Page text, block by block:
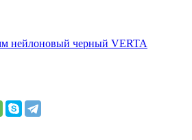
нейлоновый черный VERTA